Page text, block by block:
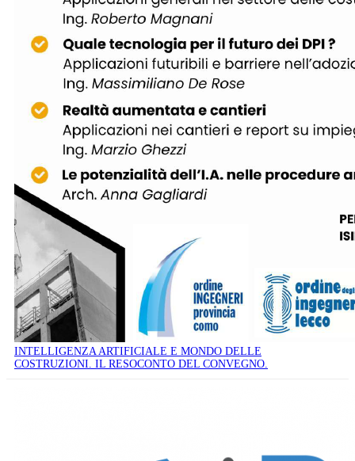
INTELLIGENZA ARTIFICIALE E MONDO DELLE
COSTRUZIONI. IL RESOCONTO DEL CONVEGNO.